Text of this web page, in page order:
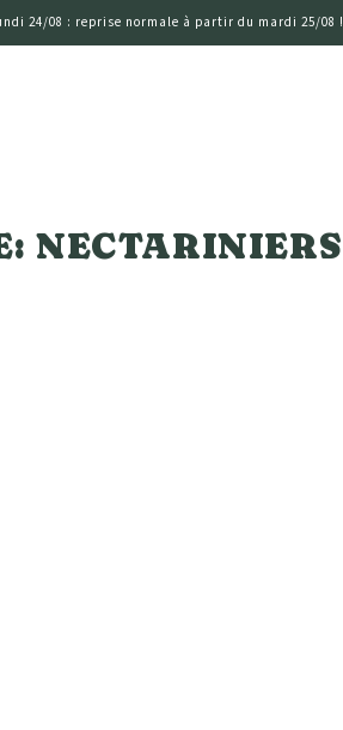
24/08 : reprise normale à partir du mardi 25/08 !
NECTARINIERS